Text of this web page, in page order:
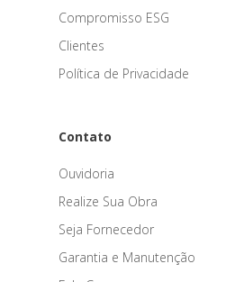
Compromisso ESG
Clientes
Política de Privacidade
Contato
Ouvidoria
Realize Sua Obra
Seja Fornecedor
Garantia e Manutenção